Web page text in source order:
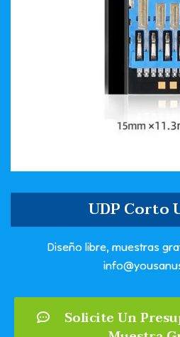
UDP Corto
Diseño libre, muestras
Solicite Un